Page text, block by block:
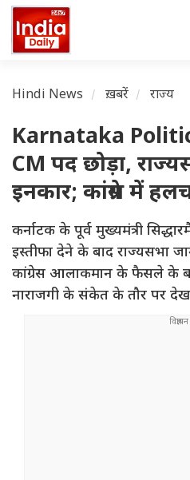
Hindi News ख़बरें राज्य
Karnataka
CM पद छोड़ा,
इनकार; कांग्रेस में
कर्नाटक के पूर्व मुख्यमंत्री
इस्तीफा देने के बाद राज्यसभा
कांग्रेस आलाकमान के फैसले के
नाराजगी के संकेत के तौर पर